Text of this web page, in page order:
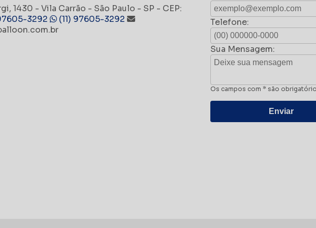
1430 - Vila Carrão - São Paulo - SP - CEP:
3292
(11) 97605-3292
Telefone:
Sua Mensagem:
Os campos com * são